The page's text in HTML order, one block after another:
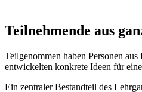
Teilnehmende aus
Teilgenommen haben Personen
entwickelten konkrete Ideen für
Ein zentraler Bestandteil des